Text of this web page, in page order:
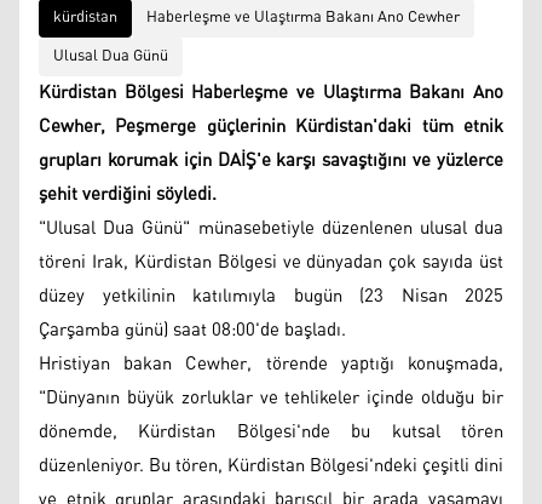
kürdistan
Haberleşme ve Ulaştırma Bakanı Ano Cewher
Ulusal Dua Günü
Kürdistan Bölgesi Haberleşme ve Ulaştırma Bakanı Ano
Cewher, Peşmerge güçlerinin Kürdistan'daki tüm etnik
grupları korumak için DAİŞ'e karşı savaştığını ve yüzlerce
şehit verdiğini söyledi.
"Ulusal Dua Günü" münasebetiyle düzenlenen ulusal dua
töreni Irak, Kürdistan Bölgesi ve dünyadan çok sayıda üst
düzey yetkilinin katılımıyla bugün (23 Nisan 2025
Çarşamba günü) saat 08:00'de başladı.
Hristiyan bakan Cewher, törende yaptığı konuşmada,
"Dünyanın büyük zorluklar ve tehlikeler içinde olduğu bir
dönemde, Kürdistan Bölgesi'nde bu kutsal tören
düzenleniyor. Bu tören, Kürdistan Bölgesi'ndeki çeşitli dini